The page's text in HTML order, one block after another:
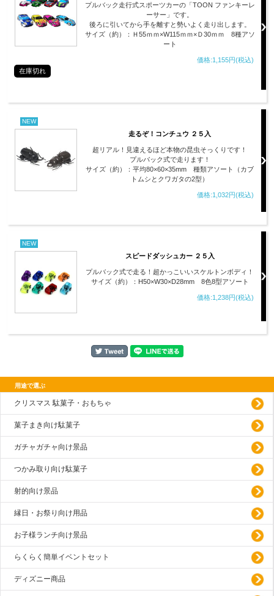
プルバック走行式スポーツカーの「TOON ファンキーレ
ーサー」です。
後ろに引いてから手を離すと勢いよく走り出します。
サイズ（約）：Ｈ55ｍｍ×W115ｍｍ×Ｄ30ｍｍ 8種アソ
ート
価格:1,155円(税込)
在庫切れ
NEW
走るぞ！コンチュウ ２５入
超リアル！見違えるほど本物の昆虫そっくりです！
プルバック式で走ります！
サイズ（約）：平均80×60×35mm 種類アソート（カブ
トムシとクワガタの2型）
価格:1,032円(税込)
NEW
スピードダッシュカー ２５入
プルバック式で走る！超かっこいいスケルトンボディ！
サイズ（約）：H50×W30×D28mm 8色8型アソート
価格:1,238円(税込)
用途で選ぶ
クリスマス 駄菓子・おもちゃ
菓子まき向け駄菓子
ガチャガチャ向け景品
つかみ取り向け駄菓子
射的向け景品
縁日・お祭り向け用品
お子様ランチ向け景品
らくらく簡単イベントセット
ディズニー商品